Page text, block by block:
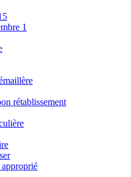
1
rétablissement